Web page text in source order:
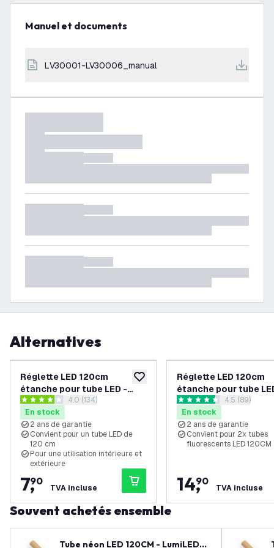
Manuel et documents
LV30001-LV30006_manual
Alternatives
ajouter à la liste de souhaits
Réglette LED 120cm
étanche pour tube LED -
IP65
ouvrir le tiroir des avis
4 étoiles de notation
4.0 (134)
En stock
2 ans de garantie
Convient pour un tube LED de
120 cm
Pour une utilisation intérieure et
extérieure
7,
90
TVA incluse
Réglette LED 120cm
étanche pour tube
Double - IP65
ouvrir le
4.5 étoiles de notation
4.5 (89)
En stock
2 ans de garantie
Convient pour 2x tubes
fluorescents LED 120CM
14,
90
TVA incluse
Souvent achetés ensemble
Tube néon LED 120CM - LumiLEDs -